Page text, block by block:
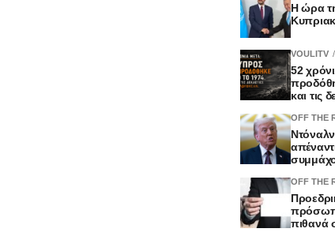
Η ώρα
VOULITV
52
και τις
OFF THE
OFF THE
πιθανά